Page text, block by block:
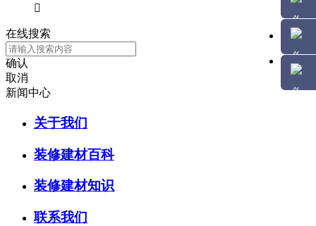

在线搜索
确认
取消
新闻中心
关于我们
装修建材百科
装修建材知识
联系我们